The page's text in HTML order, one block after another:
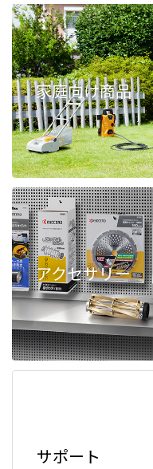
家庭向け商品
アクセサリー
サポート